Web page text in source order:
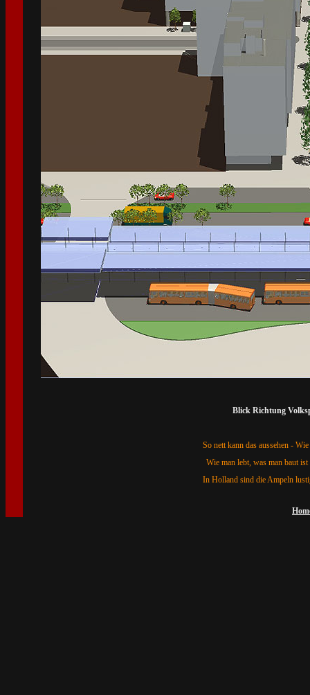
Blick Richtung
So nett kann das aussehen -
Wie man lebt, was man baut
In Holland sind die Ampeln